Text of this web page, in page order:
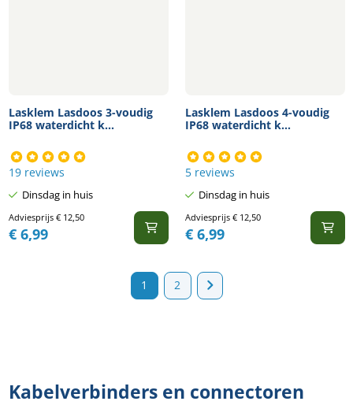
Lasklem Lasdoos 3-voudig
IP68 waterdicht k...
19 reviews
Dinsdag in huis
Adviesprijs €12,50
€6,99
Lasklem Lasdoos 4-voudig
IP68 waterdicht k...
5 reviews
Dinsdag in huis
Adviesprijs €12,50
€6,99
1 2
Kabelverbinders en connectoren